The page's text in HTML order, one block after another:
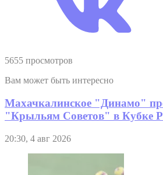
5655 просмотров
Вам может быть интересно
Махачкалинское "Динамо"
"Крыльям Советов" в Кубке
20:30, 4 авг 2026